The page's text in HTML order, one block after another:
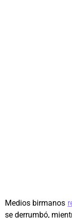
Medios birmanos
se derrumbó,